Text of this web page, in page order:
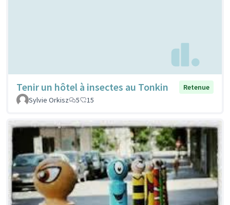
Tenir un hôtel à insectes au Tonkin
Retenue
Sylvie Orkisz
5 15